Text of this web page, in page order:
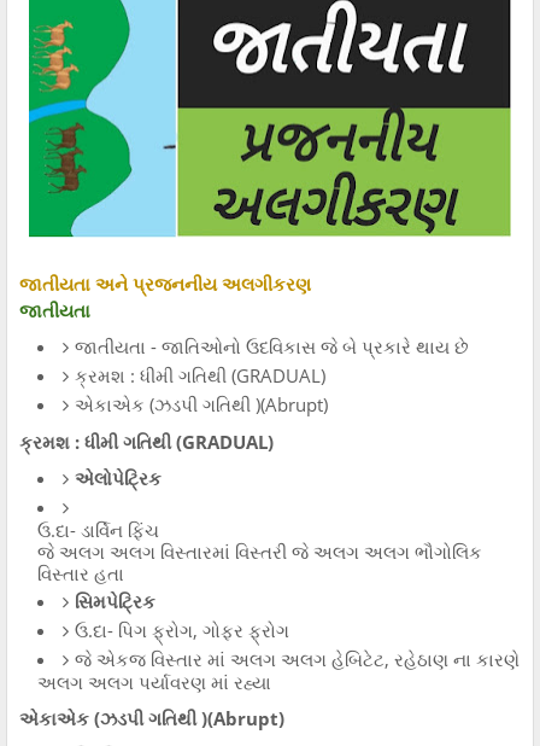
જાતીયતા અને પ્રજનનીય અલગીકરણ
જાતીયતા
જાતીયતા - જાતિઓનો ઉદવિકાસ જે બે પ્રકારે થાય છે
ક્રમશ : ધીમી ગતિથી (GRADUAL)
એકાએક (ઝડપી ગતિથી )(Abrupt)
ક્રમશ : ધીમી ગતિથી (GRADUAL)
એલોપેટ્રિક
ઉ.દા- ડાર્વિન ફિંચ
જે અલગ અલગ વિસ્તારમાં વિસ્તરી જે અલગ અલગ ભૌગોલિક
વિસ્તાર હતા
સિમપેટ્રિક
ઉ.દા- પિગ ફ્રોગ, ગોફર ફ્રોગ
જે એકજ વિસ્તાર માં અલગ અલગ હેબિટેટ, રહેઠાણ ના કારણે
અલગ અલગ પર્યાવરણ માં રહ્યા
એકાએક (ઝડપી ગતિથી )(Abrupt)